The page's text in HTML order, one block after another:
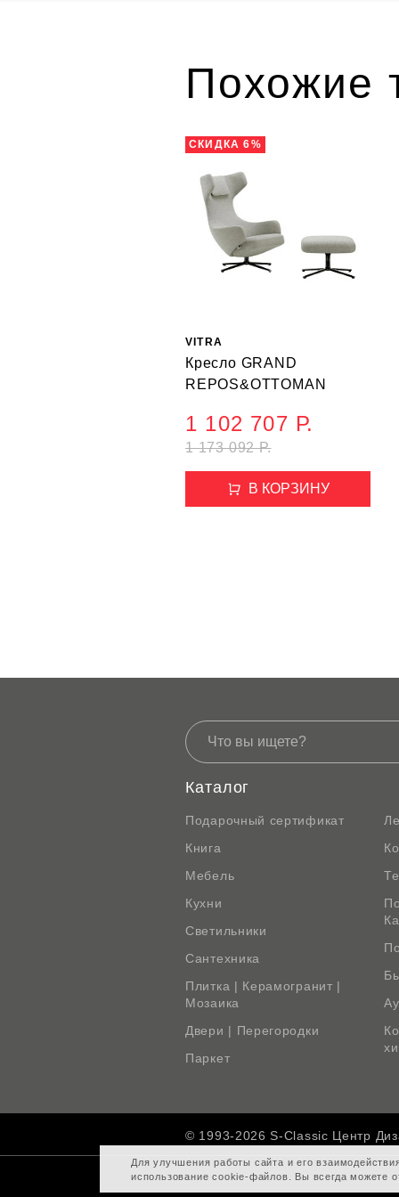
Похожие
СКИДКА 6%
VITRA
Кресло GRAND
REPOS&OTTOMAN
1 173 092 Р.
1 102 707 Р.
В КОРЗИНУ
Каталог
Подарочный сертификат
Книга
Мебель
Кухни
Светильники
Сантехника
Плитка | Керамогранит |
Мозаика
Двери | Перегородки
Паркет
© 1993-2026 S-Classic Центр
Для улучшения работы сайта и его
использование cookie-файлов. Вы всегда можете